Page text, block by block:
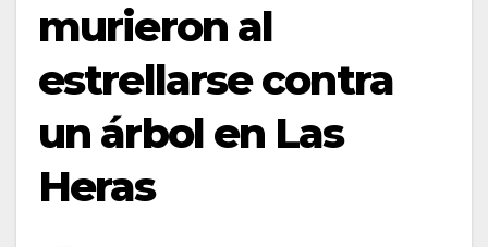
murieron al
estrellarse contra
un árbol en Las
Heras